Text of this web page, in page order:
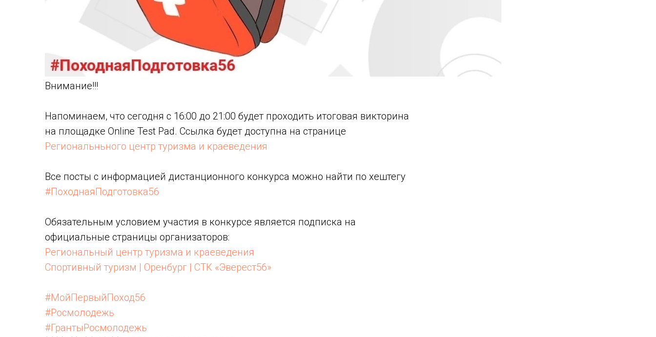
Внимание!!!
Напоминаем, что сегодня с 16:00 до 21:00 будет проходить итоговая викторина
на площадке Online Test Pad. Ссылка будет доступна на странице
Региональньного центр туризма и краеведения
Все посты с информацией дистанционного конкурса можно найти по хештегу
#ПоходнаяПодготовка56
Обязательным условием участия в конкурсе является подписка на
официальные страницы организаторов:
Региональный центр туризма и краеведения
Спортивный туризм | Оренбург | СТК «Эверест56»
#МойПервыйПоход56
#Росмолодежь
#ГрантыРосмолодежь